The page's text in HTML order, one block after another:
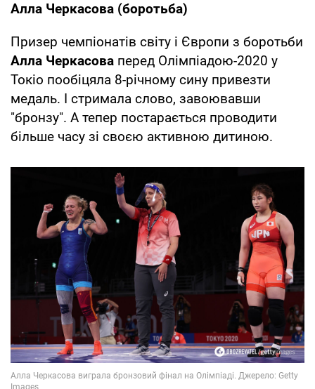
Алла Черкасова (боротьба)
Призер чемпіонатів світу і Європи з боротьби
Алла Черкасова перед Олімпіадою-2020 у
Токіо пообіцяла 8-річному сину привезти
медаль. І стримала слово, завоювавши
"бронзу". А тепер постарається проводити
більше часу зі своєю активною дитиною.